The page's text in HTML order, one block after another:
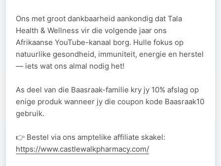
Ons met groot dankbaarheid aankondig dat Tala
Health & Wellness vir die volgende jaar ons
Afrikaanse YouTube-kanaal borg. Hulle fokus op
natuurlike gesondheid, immuniteit, energie en herstel
— iets wat ons almal nodig het!
As deel van die Baasraak-familie kry jy 10% afslag op
enige produk wanneer jy die coupon kode Baasraak10
gebruik.
👉 Bestel via ons amptelike affiliate skakel:
https://www.castlewalkpharmacy.com/